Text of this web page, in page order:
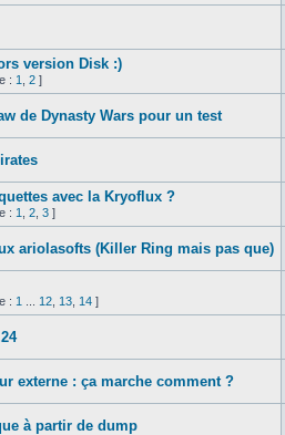
version Disk :)
: 1 2 ]
de Dynasty Wars pour un test
avec la Kryoflux ?
: 1 2 3 ]
ariolasofts (Killer Ring mais pas que)
: 1 12 13 14 ]
externe : ça marche comment ?
à partir de dump